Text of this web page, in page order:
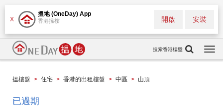
X
搵地 (OneDay) App
香港搵樓 安裝
開啟
搜索香港樓盤
搵樓盤 > 住宅 > 香港的出租樓盤 > 中區 > 山頂
已過期